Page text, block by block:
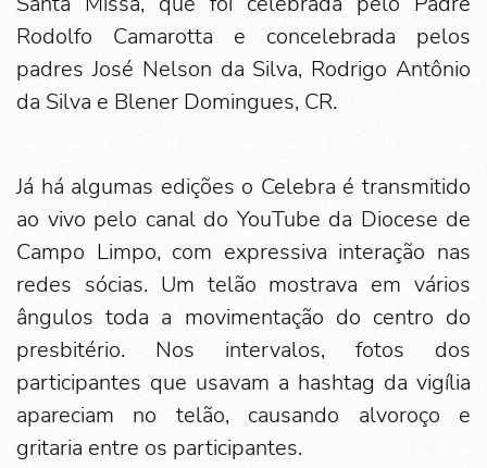
Rodolfo Camarotta e concelebrada pelos
padres José Nelson da Silva, Rodrigo Antônio
da Silva e Blener Domingues, CR.
Já há algumas edições o Celebra é transmitido
ao vivo pelo canal do YouTube da Diocese de
Campo Limpo, com expressiva interação nas
redes sócias. Um telão mostrava em vários
ângulos toda a movimentação do centro do
presbitério. Nos intervalos, fotos dos
participantes que usavam a hashtag da vigília
apareciam no telão, causando alvoroço e
gritaria entre os participantes.